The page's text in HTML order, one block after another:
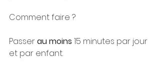
Comment faire ?
Passer au moins 15 minutes par jour
et par enfant.